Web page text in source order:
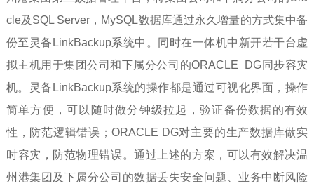
cle及SQL Server，MySQL数据库通过永久增量的方式集中备
份至灵备LinkBackup系统中。同时在一体机中新开若干台虚
拟主机用于集团公司和下属分公司的ORACLE DG同步容灾
机。灵备LinkBackup系统的操作都是通过可视化界面，操作
简单方便，可以随时做分钟级拉起，验证备份数据的有效
性，防范逻辑错误；ORACLE DG对主要的生产数据库做实
时容灾，防范物理错误。通过上述的方案，可以有效解决温
州港集团及下属分公司的数据丢失安全问题、业务中断风险